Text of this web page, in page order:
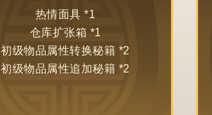
热情面具 *1
仓库扩张箱 *1
初级物品属性转换秘籍 *2
初级物品属性追加秘籍 *2